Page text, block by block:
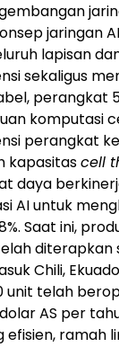
jaringan
lapisan
sekaligus
perangkat
komputasi
perangkat
kapasitascell
daya
AI untuk
Saat ini,
diterapkan
Chili,
unit telah
AS per
ramah